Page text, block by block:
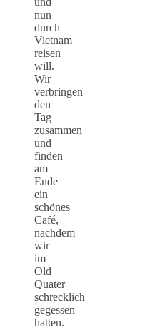
nun
durch
Vietnam
reisen
will.
Wir
verbringen
den
Tag
zusammen
und
finden
am
Ende
ein
schönes
Café,
nachdem
wir
im
Old
Quater
schrecklich
gegessen
hatten.